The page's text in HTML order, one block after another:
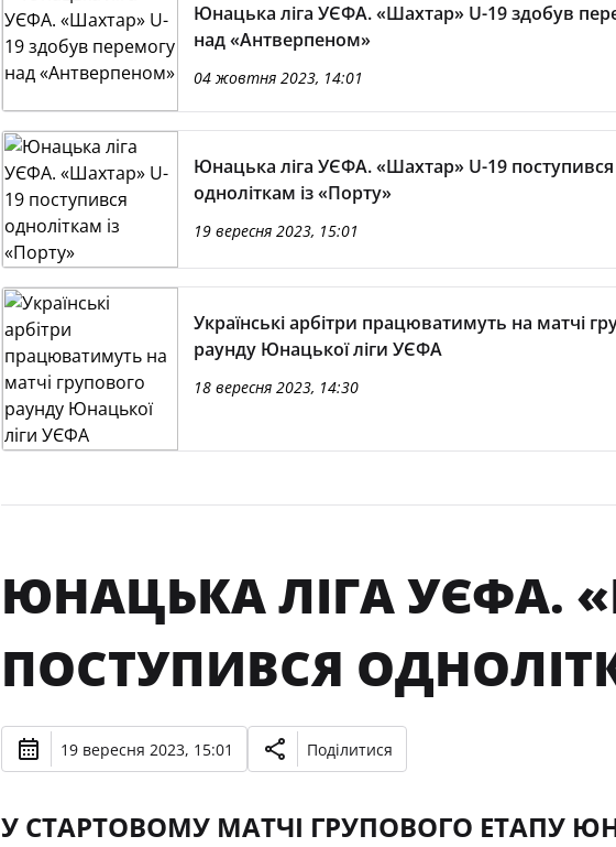
Юнацька ліга УЄФА. «Шахтар» U-19 здобув
над «Антверпеном»
04 жовтня 2023, 14:01
Юнацька ліга УЄФА. «Шахтар» U-19 поступився
одноліткам із «Порту»
19 вересня 2023, 15:01
Українські арбітри працюватимуть на матчі
раунду Юнацької ліги УЄФА
18 вересня 2023, 14:30
ЮНАЦЬКА ЛІГА УЄФА.
ПОСТУПИВСЯ
19 вересня 2023, 15:01 Поділитися
У СТАРТОВОМУ МАТЧІ ГРУПОВОГО ЕТАПУ